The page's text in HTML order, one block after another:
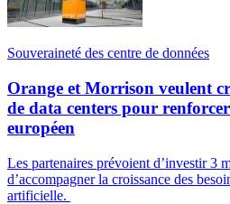
Souveraineté des centre de données
Orange et Morrison veulent
de data centers pour
européen
Les partenaires prévoient d’investir 3
d’accompagner la croissance des
artificielle.